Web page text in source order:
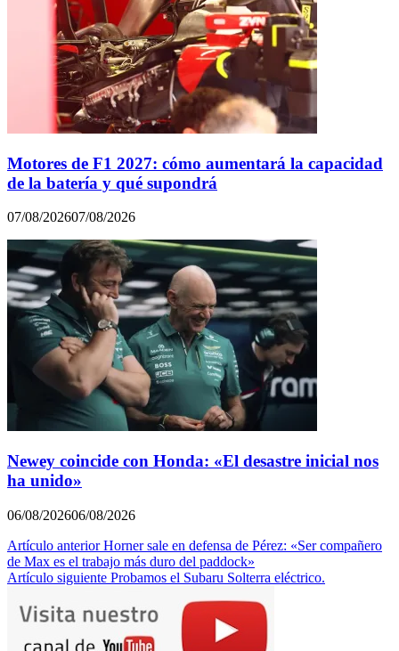
Motores de F1 2027: cómo aumentará la capacidad
de la batería y qué supondrá
07/08/202607/08/2026
Newey coincide con Honda: «El desastre inicial nos
ha unido»
06/08/202606/08/2026
Navegación
de
Artículo anterior Horner sale en defensa de Pérez: «Ser compañero
de Max es el trabajo más duro del paddock»
Artículo siguiente Probamos el Subaru Solterra eléctrico.